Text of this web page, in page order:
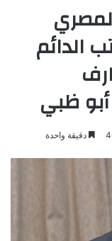
الدائم
أبو ظبي
دقيقة واحدة